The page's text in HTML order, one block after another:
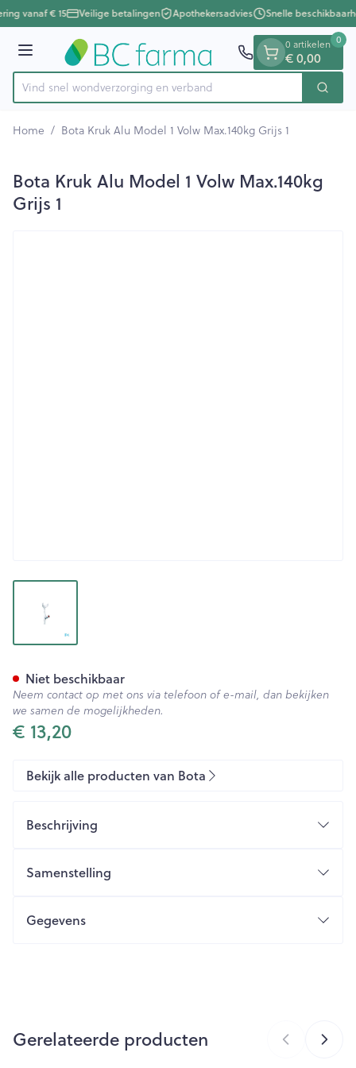
Ga naar de inhoud
1 van 1
vanaf € 15 Veilige betalingen Apothekersadvies Snelle
Menu
Product, merk, categorie...
Vind snel wondverzorging en verba Zoek
0 artikelen
€ 0,00
0
Home / Bota Kruk Alu Model 1 Volw Max.140kg Grijs 1
Bota Kruk Alu Model 1 Volw Max.140kg
Grijs 1
€ 13,20
Niet beschikbaar
Neem contact op met ons via telefoon of e-mail, dan bekijken
we samen de mogelijkheden.
Bekijk alle producten van Bota
Beschrijving
Samenstelling
Gegevens
Merken Bota
Gerelateerde producten